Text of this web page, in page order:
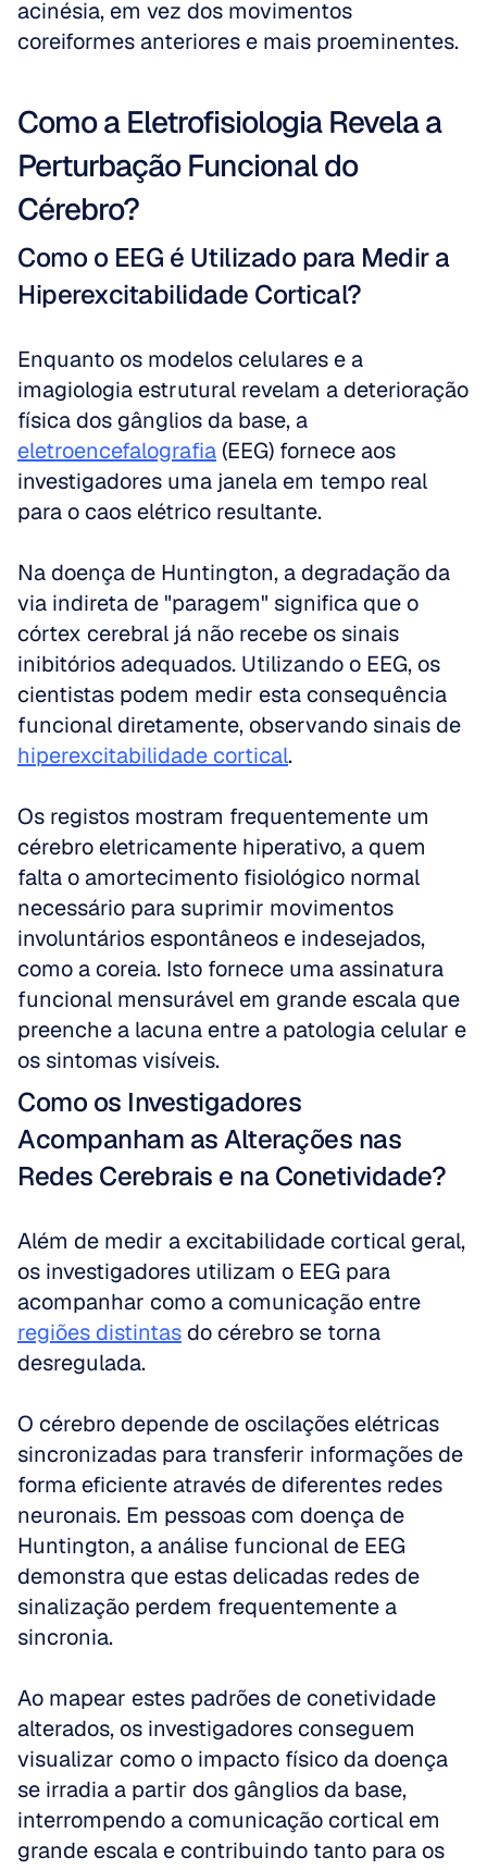
acinésia, em vez dos movimentos
coreiformes anteriores e mais proeminentes.
Como a Eletrofisiologia Revela a
Perturbação Funcional do
Cérebro?
Como o EEG é Utilizado para Medir a
Hiperexcitabilidade Cortical?
Enquanto os modelos celulares e a
imagiologia estrutural revelam a deterioração
eletroencefalografia (EEG) fornece aos
investigadores uma janela em tempo real
para o caos elétrico resultante.
Na doença de Huntington, a degradação da
via indireta de "paragem" significa que o
córtex cerebral já não recebe os sinais
inibitórios adequados. Utilizando o EEG, os
cientistas podem medir esta consequência
hiperexcitabilidade cortical.
Os registos mostram frequentemente um
cérebro eletricamente hiperativo, a quem
falta o amortecimento fisiológico normal
necessário para suprimir movimentos
involuntários espontâneos e indesejados,
como a coreia. Isto fornece uma assinatura
funcional mensurável em grande escala que
preenche a lacuna entre a patologia celular e
os sintomas visíveis.
Como os Investigadores
Acompanham as Alterações nas
Redes Cerebrais e na Conetividade?
Além de medir a excitabilidade cortical geral,
os investigadores utilizam o EEG para
regiões distintas do cérebro se torna
desregulada.
O cérebro depende de oscilações elétricas
sincronizadas para transferir informações de
forma eficiente através de diferentes redes
neuronais. Em pessoas com doença de
Huntington, a análise funcional de EEG
demonstra que estas delicadas redes de
sinalização perdem frequentemente a
sincronia.
Ao mapear estes padrões de conetividade
alterados, os investigadores conseguem
visualizar como o impacto físico da doença
se irradia a partir dos gânglios da base,
interrompendo a comunicação cortical em
grande escala e contribuindo tanto para os